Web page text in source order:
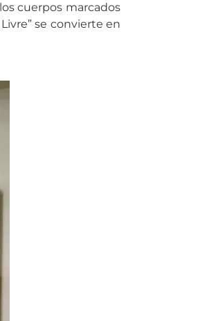
cuerpos marcados
se convierte en